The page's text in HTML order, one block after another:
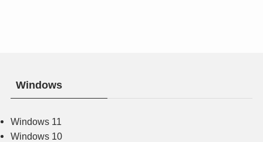
Windows
Windows 11
Windows 10